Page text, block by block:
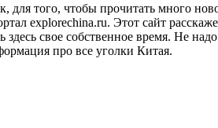
для того, чтобы прочитать много
explorechina.ru. Этот сайт
свое собственное время. Не
про все уголки Китая.